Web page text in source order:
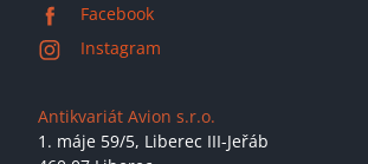
Facebook
Instagram
Antikvariát Avion s.r.o.
1. máje 59/5, Liberec III-Jeřáb